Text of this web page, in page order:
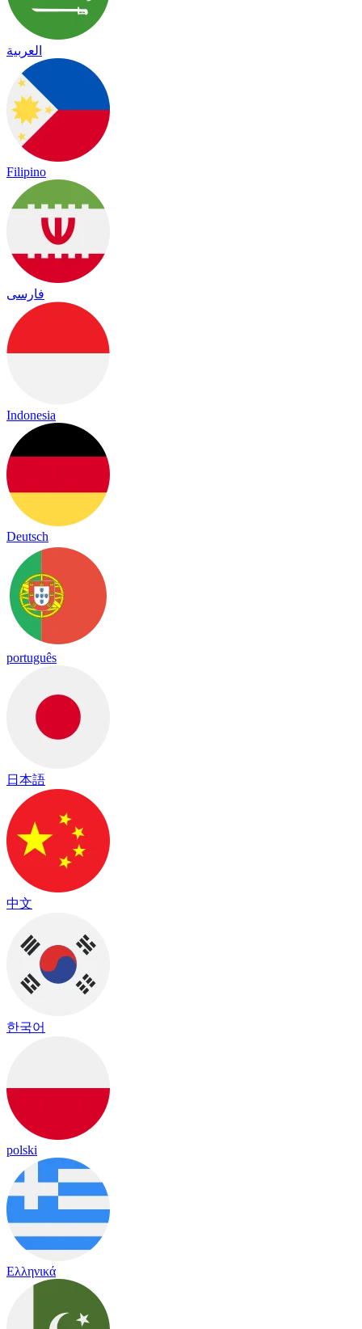
العربية
Filipino
فارسی
Indonesia
Deutsch
português
日本語
中文
한국어
polski
Ελληνικά